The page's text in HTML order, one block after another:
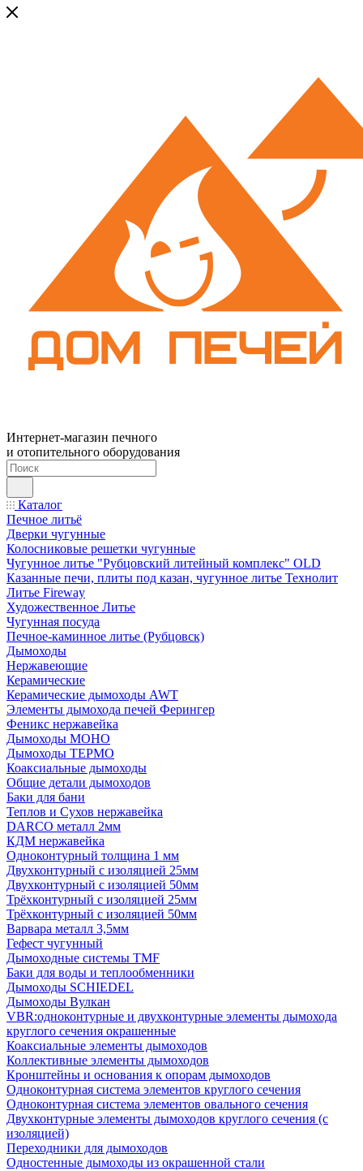
Интернет-магазин печного
и отопительного оборудования
Каталог
Печное литьё
Дверки чугунные
Колосниковые решетки чугунные
Чугунное литье "Рубцовский литейный комплекс" OLD
Казанные печи, плиты под казан, чугунное литье Технолит
Литье Fireway
Художественное Литье
Чугунная посуда
Печное-каминное литье (Рубцовск)
Дымоходы
Нержавеющие
Керамические
Керамические дымоходы AWT
Элементы дымохода печей Ферингер
Феникс нержавейка
Дымоходы МОНО
Дымоходы ТЕРМО
Коаксиальные дымоходы
Общие детали дымоходов
Баки для бани
Теплов и Сухов нержавейка
DARCO металл 2мм
КДМ нержавейка
Одноконтурный толщина 1 мм
Двухконтурный с изоляцией 25мм
Двухконтурный с изоляцией 50мм
Трёхконтурный с изоляцией 25мм
Трёхконтурный с изоляцией 50мм
Варвара металл 3,5мм
Гефест чугунный
Дымоходные системы TMF
Баки для воды и теплообменники
Дымоходы SCHIEDEL
Дымоходы Вулкан
VBR:одноконтурные и двухконтурные элементы дымохода
круглого сечения окрашенные
Коаксиальные элементы дымоходов
Коллективные элементы дымоходов
Кронштейны и основания к опорам дымоходов
Одноконтурная система элементов круглого сечения
Одноконтурная система элементов овального сечения
Двухконтурные элементы дымоходов круглого сечения (с
изоляцией)
Переходники для дымоходов
Одностенные дымоходы из окрашенной стали